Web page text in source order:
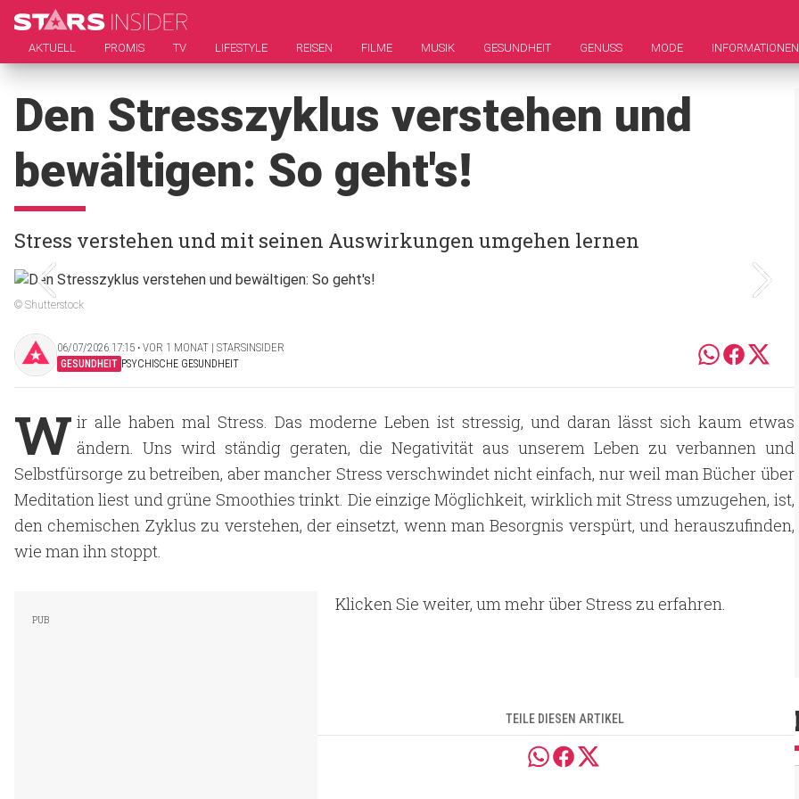
AKTUELL PROMIS TV LIFESTYLE REISEN FILME MUSIK GESUNDHEIT GENUSS MODE INFORMATIONEN
Den Stresszyklus verstehen und
bewältigen: So geht's!
Stress verstehen und mit seinen Auswirkungen umgehen lernen
© Shutterstock
06/07/2026 17:15 ‧ VOR 1 MONAT | STARSINSIDER
GESUNDHEIT PSYCHISCHE GESUNDHEIT
W ir alle haben mal Stress. Das moderne Leben ist stressig, und daran lässt sich kaum etwas
ändern. Uns wird ständig geraten, die Negativität aus unserem Leben zu verbannen und
Selbstfürsorge zu betreiben, aber mancher Stress verschwindet nicht einfach, nur weil man Bücher über
Meditation liest und grüne Smoothies trinkt. Die einzige Möglichkeit, wirklich mit Stress umzugehen, ist,
den chemischen Zyklus zu verstehen, der einsetzt, wenn man Besorgnis verspürt, und herauszufinden,
wie man ihn stoppt.
Klicken Sie weiter, um mehr über Stress zu erfahren.
TEILE DIESEN ARTIKEL